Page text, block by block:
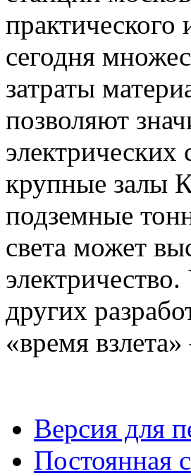
практического
сегодня
затраты
позволяют
крупные залы
подземные
света может
других
«время
Версия для
Постоянная